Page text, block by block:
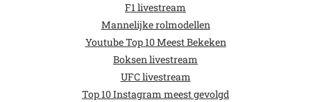
F1 livestream
Mannelijke rolmodellen
Youtube Top 10 Meest Bekeken
Boksen livestream
UFC livestream
Top 10 Instagram meest gevolgd